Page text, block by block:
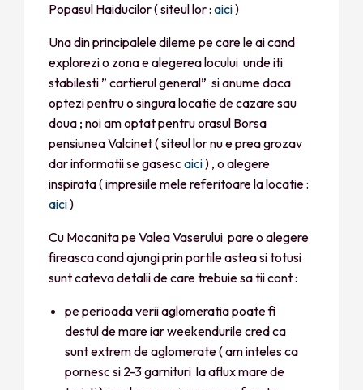
Popasul Haiducilor ( siteul lor : aici)
Una din principalele dileme pe care le ai cand
explorezi o zona e alegerea locului unde iti
stabilesti ” cartierul general” si anume daca
optezi pentru o singura locatie de cazare sau
doua ; noi am optat pentru orasul Borsa
pensiunea Valcinet ( siteul lor nu e prea grozav
dar informatii se gasescaici) , o alegere
inspirata ( impresiile mele referitoare la locatie :
aici)
Cu Mocanita pe Valea Vaserului pare o alegere
fireasca cand ajungi prin partile astea si totusi
sunt cateva detalii de care trebuie sa tii cont :
pe perioada verii aglomeratia poate fi
destul de mare iar weekendurile cred ca
sunt extrem de aglomerate ( am inteles ca
pornesc si 2-3 garnituri la aflux mare de